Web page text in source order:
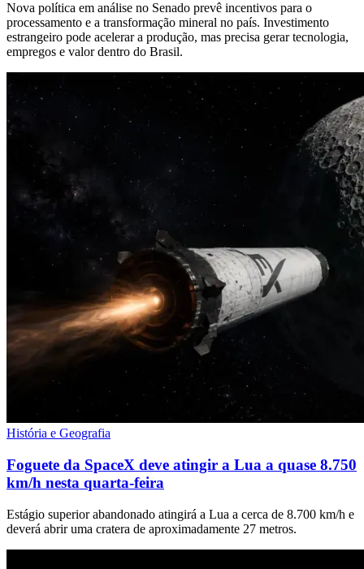
Nova política em análise no Senado prevê incentivos para o
processamento e a transformação mineral no país. Investimento
estrangeiro pode acelerar a produção, mas precisa gerar tecnologia,
empregos e valor dentro do Brasil.
História e Geografia
Foguete da SpaceX deve atingir a Lua a quase 8.750
km/h nesta quarta-feira
Estágio superior abandonado atingirá a Lua a cerca de 8.700 km/h e
deverá abrir uma cratera de aproximadamente 27 metros.